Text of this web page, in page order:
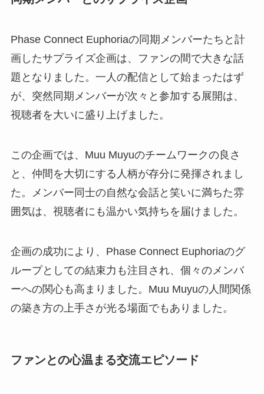
Phase Connect Euphoriaの同期メンバーたちと計
画したサプライズ企画は、ファンの間で大きな話
題となりました。一人の配信として始まったはず
が、突然同期メンバーが次々と参加する展開は、
視聴者を大いに盛り上げました。
この企画では、Muu Muyuのチームワークの良さ
と、仲間を大切にする人柄が存分に発揮されまし
た。メンバー同士の自然な会話と笑いに満ちた雰
囲気は、視聴者にも温かい気持ちを届けました。
企画の成功により、Phase Connect Euphoriaのグ
ループとしての結束力も注目され、個々のメンバ
ーへの関心も高まりました。Muu Muyuの人間関係
の築き方の上手さが光る場面でもありました。
ファンとの心温まる交流エピソード